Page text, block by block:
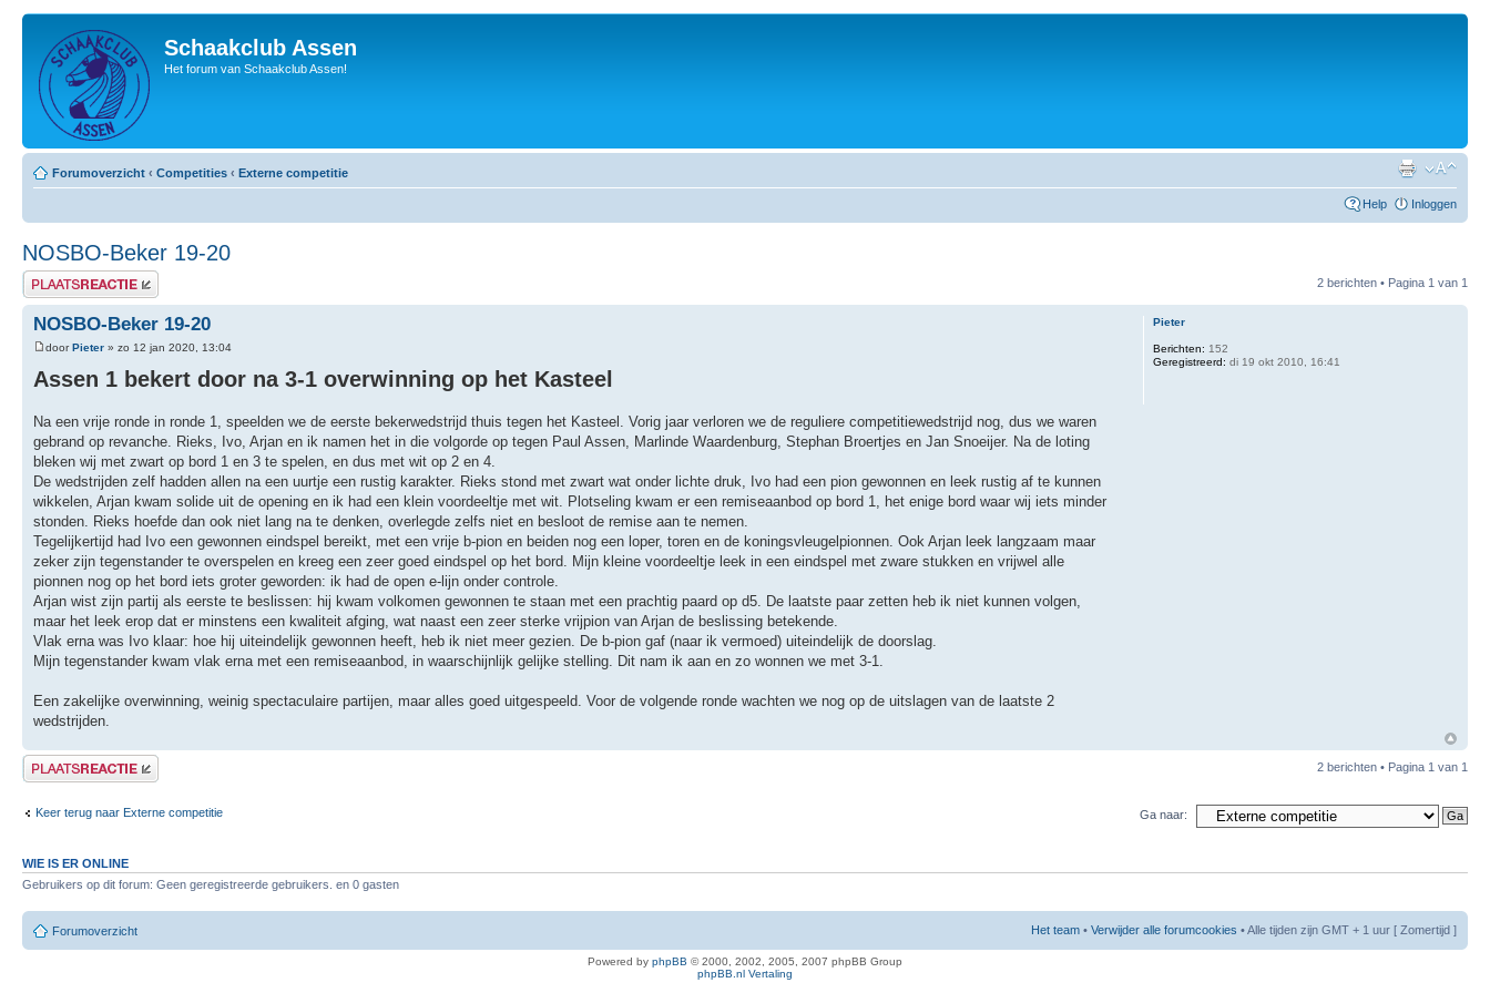
Schaakclub Assen
Het forum van Schaakclub Assen!
Forumoverzicht ‹ Competities ‹ Externe competitie
Help Inloggen
NOSBO-Beker 19-20
Plaats een reactie 2 berichten • Pagina 1 van 1
NOSBO-Beker 19-20
doorPieter » zo 12 jan 2020, 13:04
Assen 1 bekert door na 3-1 overwinning op het Kasteel
Na een vrije ronde in ronde 1, speelden we de eerste bekerwedstrijd thuis tegen het Kasteel. Vorig jaar verloren we de reguliere competitiewedstrijd nog, dus we waren
gebrand op revanche. Rieks, Ivo, Arjan en ik namen het in die volgorde op tegen Paul Assen, Marlinde Waardenburg, Stephan Broertjes en Jan Snoeijer. Na de loting
bleken wij met zwart op bord 1 en 3 te spelen, en dus met wit op 2 en 4.
De wedstrijden zelf hadden allen na een uurtje een rustig karakter. Rieks stond met zwart wat onder lichte druk, Ivo had een pion gewonnen en leek rustig af te kunnen
wikkelen, Arjan kwam solide uit de opening en ik had een klein voordeeltje met wit. Plotseling kwam er een remiseaanbod op bord 1, het enige bord waar wij iets minder
stonden. Rieks hoefde dan ook niet lang na te denken, overlegde zelfs niet en besloot de remise aan te nemen.
Tegelijkertijd had Ivo een gewonnen eindspel bereikt, met een vrije b-pion en beiden nog een loper, toren en de koningsvleugelpionnen. Ook Arjan leek langzaam maar
zeker zijn tegenstander te overspelen en kreeg een zeer goed eindspel op het bord. Mijn kleine voordeeltje leek in een eindspel met zware stukken en vrijwel alle
pionnen nog op het bord iets groter geworden: ik had de open e-lijn onder controle.
Arjan wist zijn partij als eerste te beslissen: hij kwam volkomen gewonnen te staan met een prachtig paard op d5. De laatste paar zetten heb ik niet kunnen volgen,
maar het leek erop dat er minstens een kwaliteit afging, wat naast een zeer sterke vrijpion van Arjan de beslissing betekende.
Vlak erna was Ivo klaar: hoe hij uiteindelijk gewonnen heeft, heb ik niet meer gezien. De b-pion gaf (naar ik vermoed) uiteindelijk de doorslag.
Mijn tegenstander kwam vlak erna met een remiseaanbod, in waarschijnlijk gelijke stelling. Dit nam ik aan en zo wonnen we met 3-1.
Een zakelijke overwinning, weinig spectaculaire partijen, maar alles goed uitgespeeld. Voor de volgende ronde wachten we nog op de uitslagen van de laatste 2
wedstrijden.
Pieter
Berichten: 152
Geregistreerd: di 19 okt 2010, 16:41
Plaats een reactie 2 berichten • Pagina 1 van 1
Keer terug naar Externe competitie Ga naar:
WIE IS ER ONLINE
Gebruikers op dit forum: Geen geregistreerde gebruikers. en 0 gasten
Forumoverzicht Het team • Verwijder alle forumcookies • Alle tijden zijn GMT + 1 uur [ Zomertijd ]
Powered by phpBB © 2000, 2002, 2005, 2007 phpBB Group
phpBB.nl Vertaling